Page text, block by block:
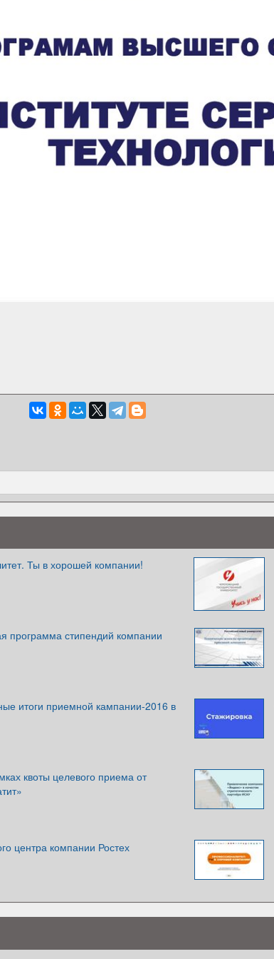
Ты в хорошей компании!
программа стипендий компании
итоги приемной кампании-2016 в
квоты целевого приема от
центра компании Ростех